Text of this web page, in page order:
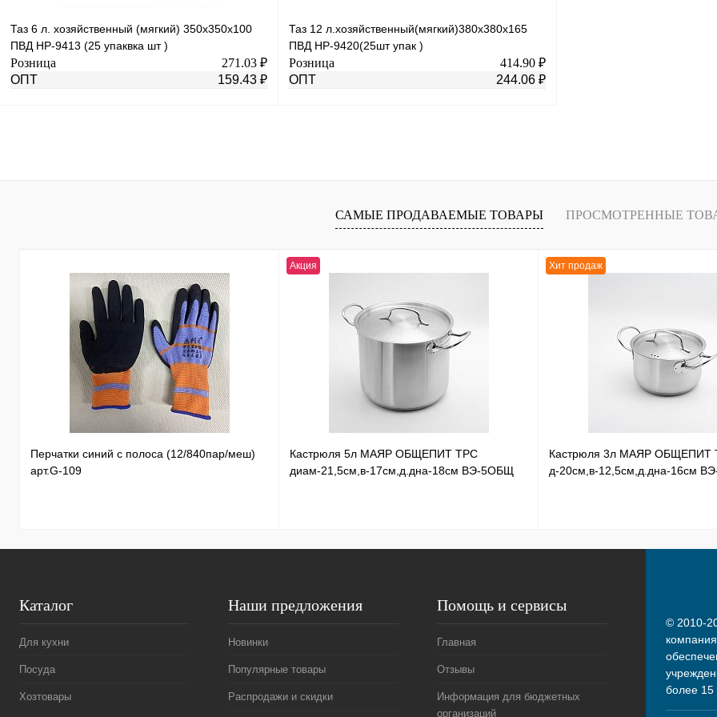
Таз 6 л. хозяйственный (мягкий) 350х350х100
ПВД HP-9413 (25 упаквка шт )
Розница
271.03 ₽
ОПТ
159.43 ₽
Купить в 1 клик К сравнению
Таз 12 л.хозяйственный(мягкий)380х380х165
ПВД HP-9420(25шт упак )
Розница
414.90 ₽
ОПТ
244.06 ₽
Купить в 1 клик К сравнению
САМЫЕ ПРОДАВАЕМЫЕ ТОВАРЫ ПРОСМОТРЕННЫЕ
Перчатки синий с полоса (12/840пар/меш)
арт.G-109
Акция
Кастрюля 5л МАЯР ОБЩЕПИТ ТРС
диам-21,5см,в-17см,д.дна-18см ВЭ-5ОБЩ
Хит продаж
Кастрюля 3л МАЯР ОБЩЕПИТ
д-20см,в-12,5см,д.дна-16см
Каталог
Для кухни
Посуда
Хозтовары
Наши предложения
Новинки
Популярные товары
Распродажи и скидки
Помощь и сервисы
Главная
Отзывы
Информация для бюджетных
организаций
© 2010-
более 15